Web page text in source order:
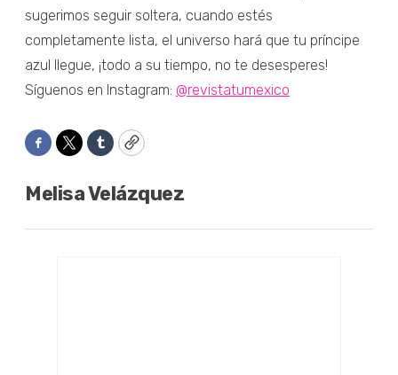
sugerimos seguir soltera, cuando estés
completamente lista, el universo hará que tu príncipe
azul llegue, ¡todo a su tiempo, no te desesperes!
Síguenos en Instagram: @revistatumexico
Facebook
TwitterTumblrCopy
Melisa Velázquez